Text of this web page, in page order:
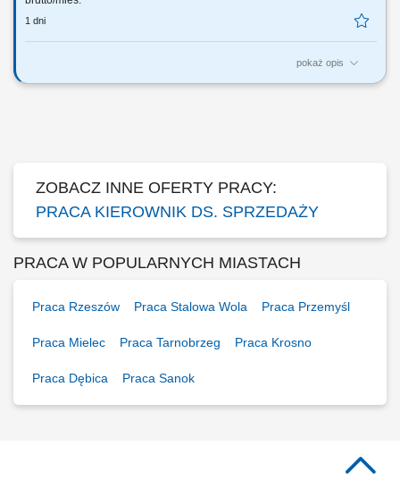
1 dni
pokaż opis
Twoja rola: budujesz i rozwijasz zespół sprzedażowy – rekrutujesz,
ZOBACZ INNE OFERTY PRACY:
PRACA KIEROWNIK DS. SPRZEDAŻY
PRACA W POPULARNYCH MIASTACH
Praca Rzeszów Praca Stalowa Wola Praca Przemyśl
Praca Mielec Praca Tarnobrzeg Praca Krosno
Praca Dębica Praca Sanok